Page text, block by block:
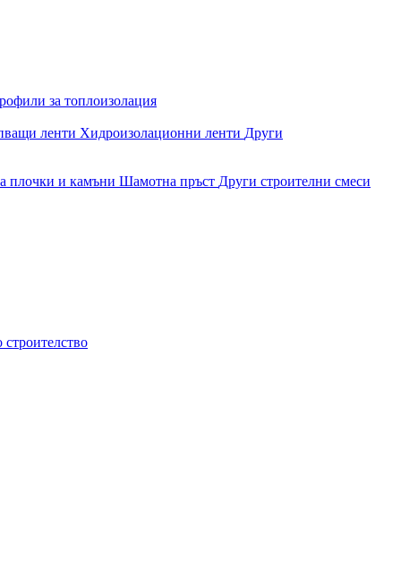
за топлоизолация
ленти Хидроизолационни ленти Други
плочки и камъни Шамотна пръст Други строителни смеси
строителство